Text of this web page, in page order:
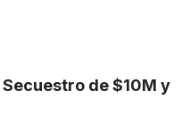
de $10M y